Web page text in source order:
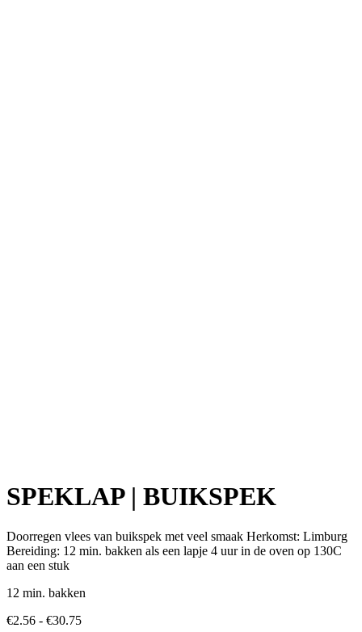
SPEKLAP | BUIKSPEK
Doorregen vlees van buikspek met veel smaak Herkomst: Limburg
Bereiding: 12 min. bakken als een lapje 4 uur in de oven op 130C
aan een stuk
12 min. bakken
€2.56 - €30.75Prijsklasse: